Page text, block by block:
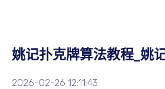
姚记扑克牌算法教程_姚
2026-02-26 12:11:43